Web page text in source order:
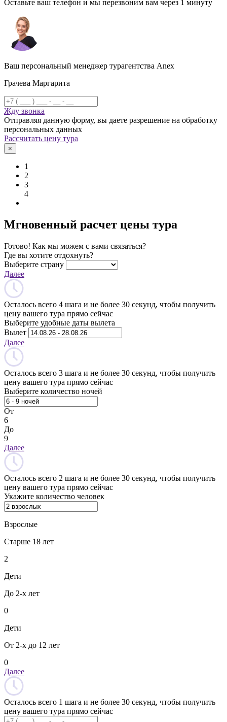
Оставьте ваш телефон и мы перезвоним вам через 1 минуту
Ваш персональный менеджер турагентства Anex
Грачева Маргарита
Жду звонка
Отправляя данную форму, вы даете разрешение на обработку
персональных данных
Рассчитать цену тура
×
1
2
3
4
Мгновенный расчет цены тура
Готово! Как мы можем с вами связаться?
Где вы хотите отдохнуть?
Выберите страну
Далее
Осталось всего 4 шага и не более 30 секунд, чтобы получить
цену вашего тура прямо сейчас
Выберите удобные даты вылета
Вылет
Далее
Осталось всего 3 шага и не более 30 секунд, чтобы получить
цену вашего тура прямо сейчас
Выберите количество ночей
От
6
До
9
Далее
Осталось всего 2 шага и не более 30 секунд, чтобы получить
цену вашего тура прямо сейчас
Укажите количество человек
Взрослые
Старше 18 лет
2
Дети
До 2-х лет
0
Дети
От 2-х до 12 лет
0
Далее
Осталось всего 1 шага и не более 30 секунд, чтобы получить
цену вашего тура прямо сейчас